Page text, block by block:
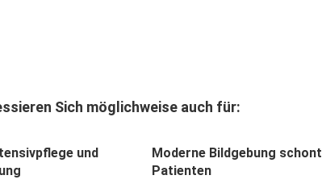
Sich möglichweise auch für:
und
Moderne Bildgebung schont
Patienten